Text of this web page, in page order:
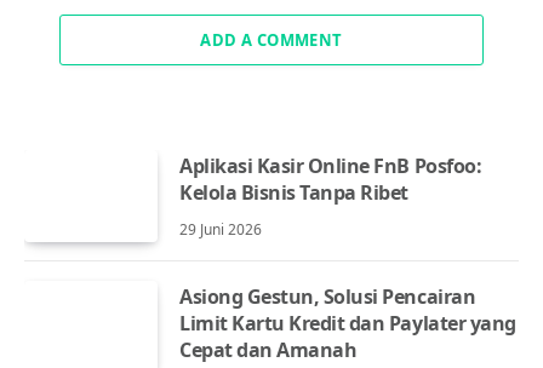
ADD A COMMENT
Aplikasi Kasir Online FnB Posfoo:
Kelola Bisnis Tanpa Ribet
29 Juni 2026
Asiong Gestun, Solusi Pencairan
Limit Kartu Kredit dan Paylater yang
Cepat dan Amanah